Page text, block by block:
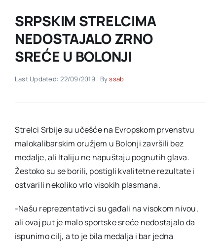
Akti SSAB
Kontakt
SRPSKIM STRELCIMA
NEDOSTAJALO ZRNO
SREĆE U BOLONJI
Last Updated: 22/09/2019 Byssab
Strelci Srbije su učešće na Evropskom prvenstvu
malokalibarskim oružjem u Bolonji završili bez
medalje, ali Italiju ne napuštaju pognutih glava.
Žestoko su se borili, postigli kvalitetne rezultate i
ostvarili nekoliko vrlo visokih plasmana.
-Našu reprezentativci su gađali na visokom nivou,
ali ovaj put je malo sportske sreće nedostajalo da
ispunimo cilj, a to je bila medalja i bar jedna